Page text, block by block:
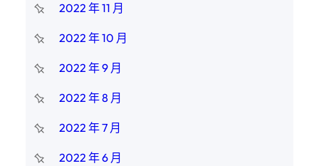
2022 年 11 月
2022 年 10 月
2022 年 9 月
2022 年 8 月
2022 年 7 月
2022 年 6 月